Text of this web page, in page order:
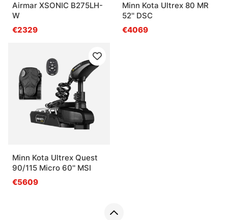
Airmar XSONIC B275LH-
W
€2329
Minn Kota Ultrex 80 MR
52'' DSC
€4069
Minn Kota Ultrex Quest
90/115 Micro 60'' MSI
€5609